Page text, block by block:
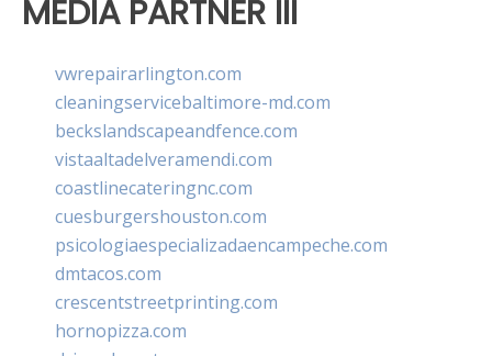
MEDIA PARTNER III
vwrepairarlington.com
cleaningservicebaltimore-md.com
beckslandscapeandfence.com
vistaaltadelveramendi.com
coastlinecateringnc.com
cuesburgershouston.com
psicologiaespecializadaencampeche.com
dmtacos.com
crescentstreetprinting.com
hornopizza.com